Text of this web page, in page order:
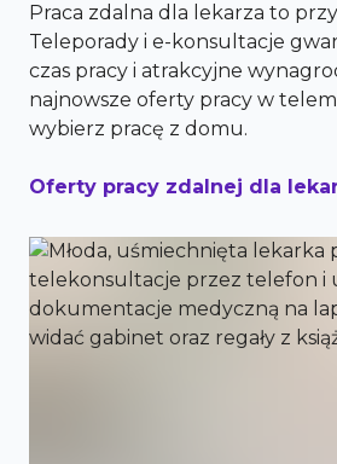
Praca zdalna dla lekarza to
Teleporady i e-konsultacje
czas pracy i atrakcyjne
najnowsze oferty pracy w
wybierz pracę z domu.
Oferty pracy zdalnej dla